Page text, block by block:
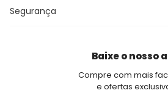
Seja um Franqueado Malwee Kids
Fretes e Entrega
Política de Pagamento
Segurança
Baixe o nosso
Compre com mais
e ofertas